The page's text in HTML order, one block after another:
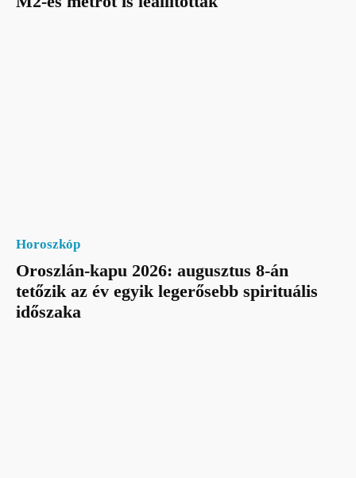
Horoszkóp
Oroszlán-kapu 2026: augusztus 8-án
tetőzik az év egyik legerősebb spirituális
időszaka